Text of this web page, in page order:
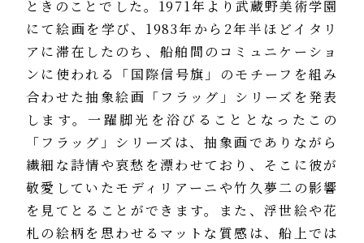
ときのことでした。1971年より武蔵野美術学園
にて絵画を学び、1983年から2年半ほどイタリ
アに滞在したのち、船舶間のコミュニケーショ
ンに使われる「国際信号旗」のモチーフを組み
合わせた抽象絵画「フラッグ」シリーズを発表
します。一躍脚光を浴びることとなったこの
「フラッグ」シリーズは、抽象画でありながら
繊細な詩情や哀愁を漂わせており、そこに彼が
敬愛していたモディリアーニや竹久夢二の影響
を見てとることができます。また、浮世絵や花
札の絵柄を思わせるマットな質感は、船上では